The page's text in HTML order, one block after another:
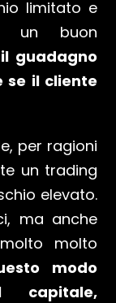
limitato e
un buon
guadagno
se il cliente
per ragioni
un trading
elevato.
ma anche
molto
modo
capitale,